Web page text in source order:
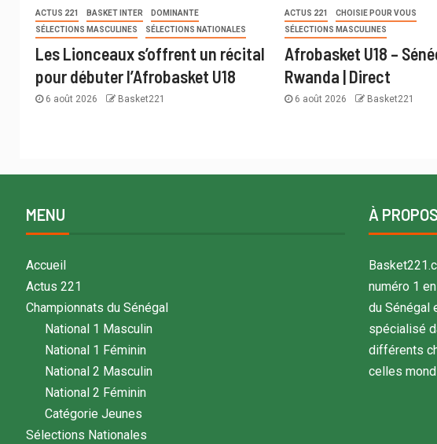
ACTUS 221 BASKET INTER
DOMINANTE
SÉLECTIONS MASCULINES
SÉLECTIONS NATIONALES
Les Lionceaux s’offrent un récital
pour débuter l’Afrobasket U18
6 août 2026 Basket221
ACTUS 221
CHOISIE POUR VOUS
SÉLECTIONS MASCULINES
Afrobasket U18 –
Rwanda | Direct
6 août 2026 Basket221
MENU
Accueil
Actus 221
Championnats du Sénégal
National 1 Masculin
National 1 Féminin
National 2 Masculin
National 2 Féminin
Catégorie Jeunes
Sélections Nationales
À
numéro 1
du Sénégal
spécialisé
différents
celles